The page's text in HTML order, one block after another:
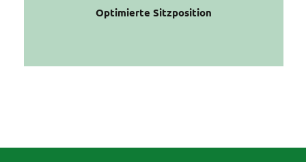
Optimierte Sitzposition